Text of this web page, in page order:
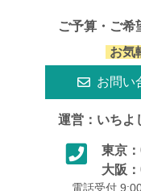
ご予算・ご希
お気
お問い
運営：いちよ
東京
大阪
電話受付